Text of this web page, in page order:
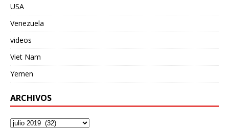
USA
Venezuela
videos
Viet Nam
Yemen
ARCHIVOS